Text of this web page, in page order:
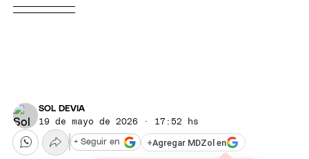
SOL DEVIA
19 de mayo de 2026 · 17:52 hs
+Agregar MDZol en
+ Seguir en